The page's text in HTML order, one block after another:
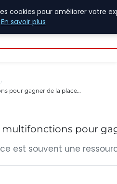
pour gagner de la place…
multifonctions pour
est souvent une
cookies pour améliorer votre
En savoir plus